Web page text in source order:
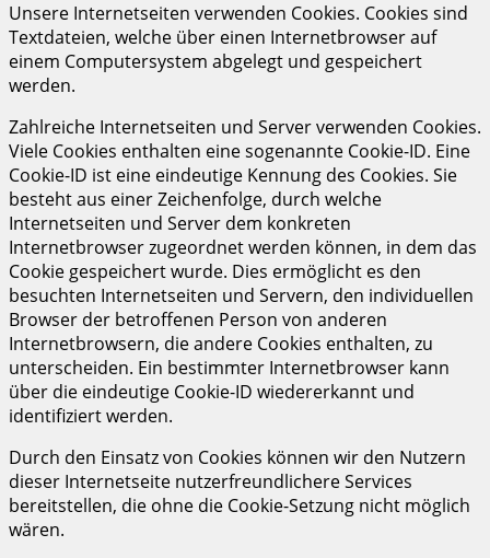
Unsere Internetseiten verwenden Cookies. Cookies sind
Textdateien, welche über einen Internetbrowser auf
einem Computersystem abgelegt und gespeichert
werden.
Zahlreiche Internetseiten und Server verwenden Cookies.
Viele Cookies enthalten eine sogenannte Cookie-ID. Eine
Cookie-ID ist eine eindeutige Kennung des Cookies. Sie
besteht aus einer Zeichenfolge, durch welche
Internetseiten und Server dem konkreten
Internetbrowser zugeordnet werden können, in dem das
Cookie gespeichert wurde. Dies ermöglicht es den
besuchten Internetseiten und Servern, den individuellen
Browser der betroffenen Person von anderen
Internetbrowsern, die andere Cookies enthalten, zu
unterscheiden. Ein bestimmter Internetbrowser kann
über die eindeutige Cookie-ID wiedererkannt und
identifiziert werden.
Durch den Einsatz von Cookies können wir den Nutzern
dieser Internetseite nutzerfreundlichere Services
bereitstellen, die ohne die Cookie-Setzung nicht möglich
wären.